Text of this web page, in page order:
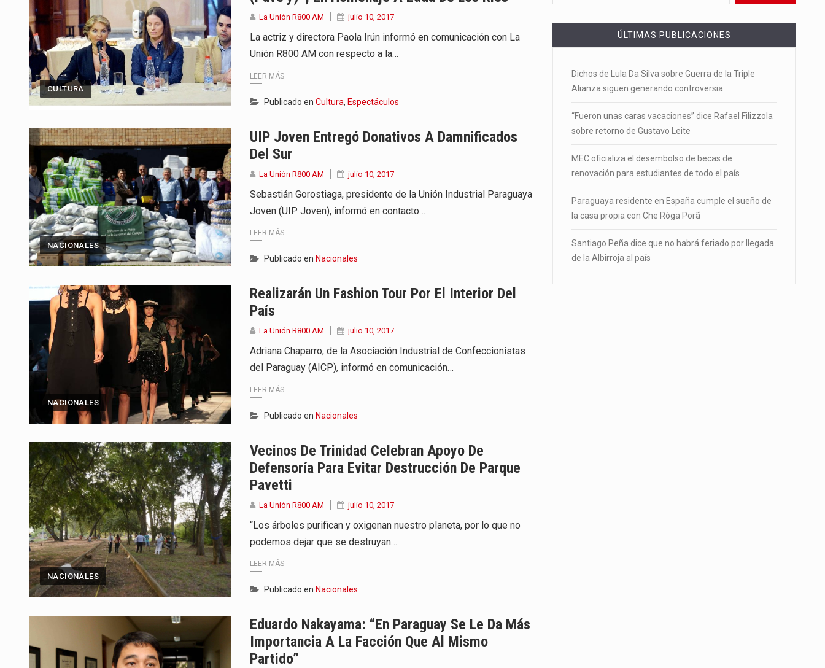
CULTURA
La Unión R800 AM julio 10, 2017
La actriz y directora Paola Irún informó en comunicación con La
Unión R800 AM con respecto a la…
LEER MÁS
Publicado en Cultura, Espectáculos
NACIONALES
UIP Joven Entregó Donativos A Damnificados
Del Sur
La Unión R800 AM julio 10, 2017
Sebastián Gorostiaga, presidente de la Unión Industrial Paraguaya
Joven (UIP Joven), informó en contacto…
LEER MÁS
Publicado en Nacionales
NACIONALES
Realizarán Un Fashion Tour Por El Interior Del
País
La Unión R800 AM julio 10, 2017
Adriana Chaparro, de la Asociación Industrial de Confeccionistas
del Paraguay (AICP), informó en comunicación…
LEER MÁS
Publicado en Nacionales
NACIONALES
Vecinos De Trinidad Celebran Apoyo De
Defensoría Para Evitar Destrucción De Parque
Pavetti
La Unión R800 AM julio 10, 2017
“Los árboles purifican y oxigenan nuestro planeta, por lo que no
podemos dejar que se destruyan…
LEER MÁS
Publicado en Nacionales
Eduardo Nakayama: “En Paraguay Se Le Da Más
Importancia A La Facción Que Al Mismo
Partido”
ÚLTIMAS PUBLICACIONES
Dichos de Lula Da Silva sobre Guerra de la Triple
Alianza siguen generando controversia
“Fueron unas caras vacaciones” dice Rafael Filizzola
sobre retorno de Gustavo Leite
MEC oficializa el desembolso de becas de
renovación para estudiantes de todo el país
Paraguaya residente en España cumple el sueño de
la casa propia con Che Róga Porã
Santiago Peña dice que no habrá feriado por llegada
de la Albirroja al país